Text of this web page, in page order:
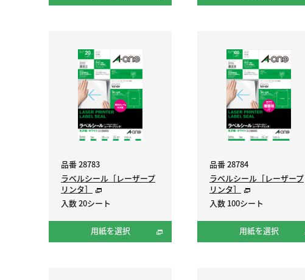
品番 28783
ラベルシール［レーザープ
リンタ］
入数 20シート
用紙を選択
品番 28784
ラベルシール［レーザープ
リンタ］
入数 100シート
用紙を選択